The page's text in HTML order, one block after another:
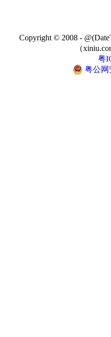
Copyright © 2008 -
（
粤
粤公网